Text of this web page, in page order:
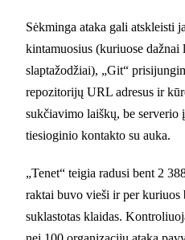
Sėkminga ataka gali atskleisti
kintamuosius (kuriuose
slaptažodžiai), „Git“
repozitorijų URL adresus ir
sukčiavimo laiškų, be serverio
tiesioginio kontakto su auka.
„Tenet“ teigia radusi bent 2
raktai buvo vieši ir per kuriuos
suklastotas klaidas.